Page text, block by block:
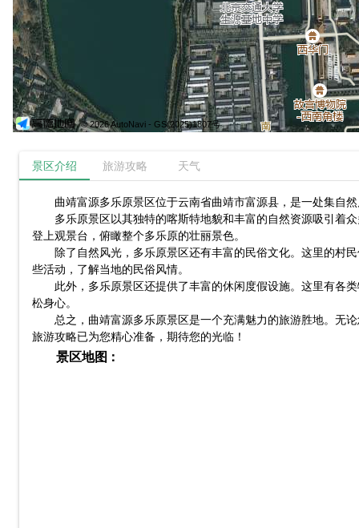
© 2026 AutoNavi - GS(2025)1807号
景区介绍 旅游攻略 天气
曲靖富源多乐原景区位于云南省曲靖市富源县，是一处集自
多乐原景区以其独特的喀斯特地貌和丰富的自然资源吸引着
登上观景台，俯瞰整个多乐原的壮丽景色。
除了自然风光，多乐原景区还有丰富的民俗文化。这里的村
些活动，了解当地的民俗风情。
此外，多乐原景区还提供了丰富的休闲度假设施。这里有各
松身心。
总之，曲靖富源多乐原景区是一个充满魅力的旅游胜地。无
旅游攻略已为您精心准备，期待您的光临！
景区地图：